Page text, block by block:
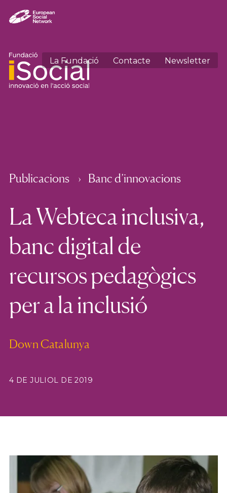
La Fundació Contacte Newsletter
Publicacions Banc d’innovacions
La Webteca inclusiva,
banc digital de
recursos pedagògics
per a la inclusió
Down Catalunya
4 DE JULIOL DE 2019